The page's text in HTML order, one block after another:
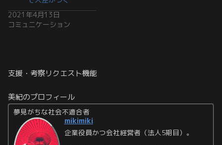
2021年4月13日
コミュニケーション
支援・考察リクエスト機能
美紀のプロフィール
夢見がちな社会不適合者
mikimiki
企業役員かつ会社経営者（法人5期目）。